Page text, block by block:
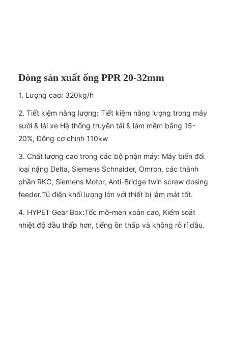
Dòng sản xuất ống PPR 20-32mm
1. Lượng cao: 320kg/h
2. Tiết kiệm năng lượng: Tiết kiệm năng lượng trong máy
sưởi & lái xe Hệ thống truyền tải & làm mềm bằng 15-
20%, Động cơ chính 110kw
3. Chất lượng cao trong các bộ phận máy: Máy biến đổi
loại nặng Delta, Siemens Schnaider, Omron, các thành
phần RKC, Siemens Motor, Anti-Bridge twin screw dosing
feeder.Tủ điện khối lượng lớn với thiết bị làm mát tốt.
4. HYPET Gear Box:Tốc mô-men xoắn cao, Kiểm soát
nhiệt độ dầu thấp hơn, tiếng ồn thấp và không rò rỉ dầu.